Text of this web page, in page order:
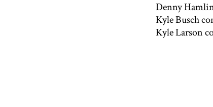
Denny
Kyle Busch
Kyle Larson